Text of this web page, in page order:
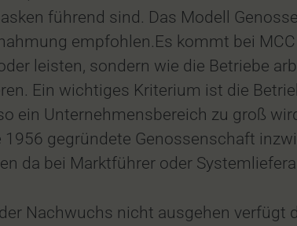
führend sind. Das Modell
empfohlen.Es kommt bei
leisten, sondern wie die Betriebe
Ein wichtiges Kriterium ist die
ein Unternehmensbereich zu groß
gegründete Genossenschaft
da bei Marktführer oder
Nachwuchs nicht ausgehen verfügt